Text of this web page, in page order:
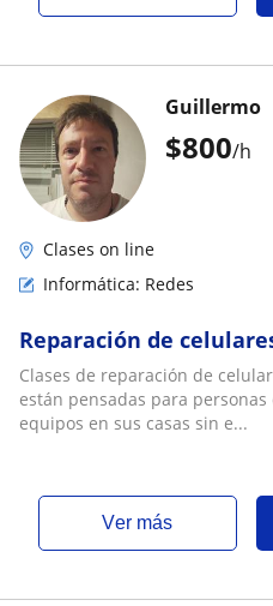
$800/h
Guillermo
Clases on line
Informática: Redes
Reparación de
Clases de reparación de
están pensadas para
equipos en sus casas sin e...
ver más